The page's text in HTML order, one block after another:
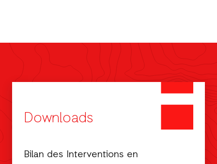
Downloads
Bilan des Interventions en